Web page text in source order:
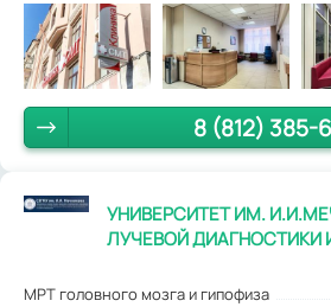
8 (812) 385-
УНИВЕРСИТЕТ ИМ.
ЛУЧЕВОЙ ДИАГНОСТИКИ
МРТ головного мозга и гипофиза